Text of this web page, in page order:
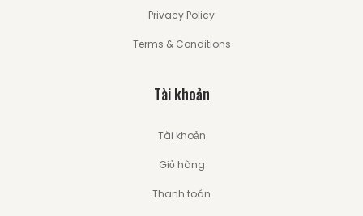
Privacy Policy
Terms & Conditions
Tài khoản
Tài khoản
Giỏ hàng
Thanh toán